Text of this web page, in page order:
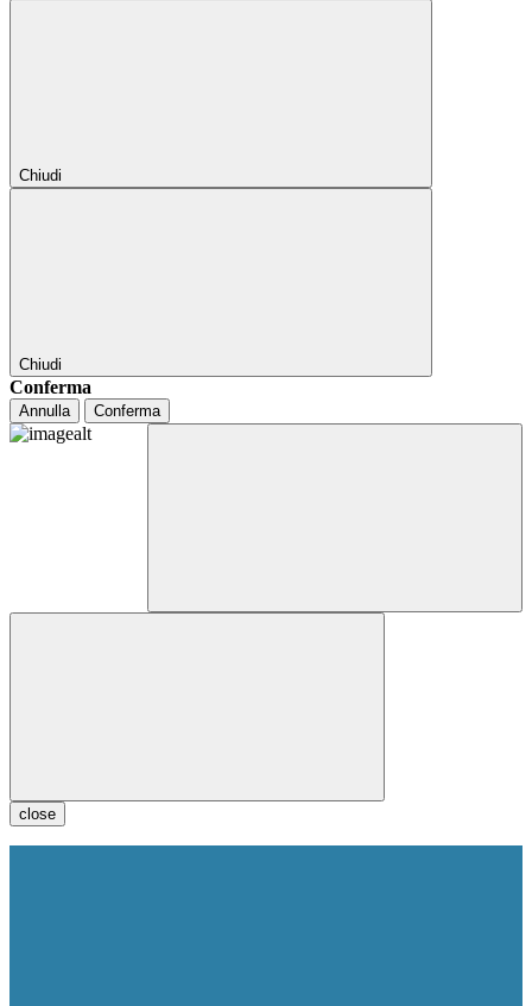
Chiudi
Chiudi
Conferma
Annulla Conferma
close